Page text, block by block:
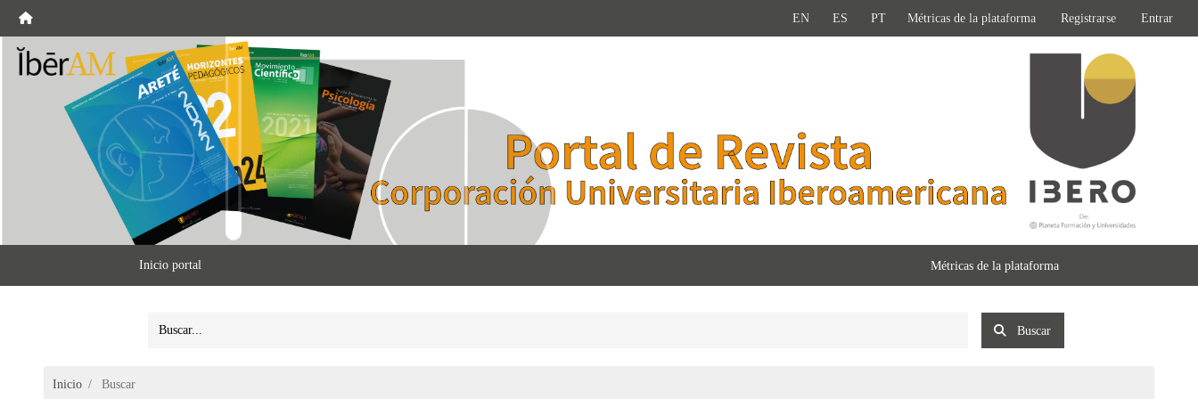
EN ES PT Métricas de la plataforma Registrarse Entrar
Inicio portal Métricas de la plataforma
Buscar
Inicio Buscar